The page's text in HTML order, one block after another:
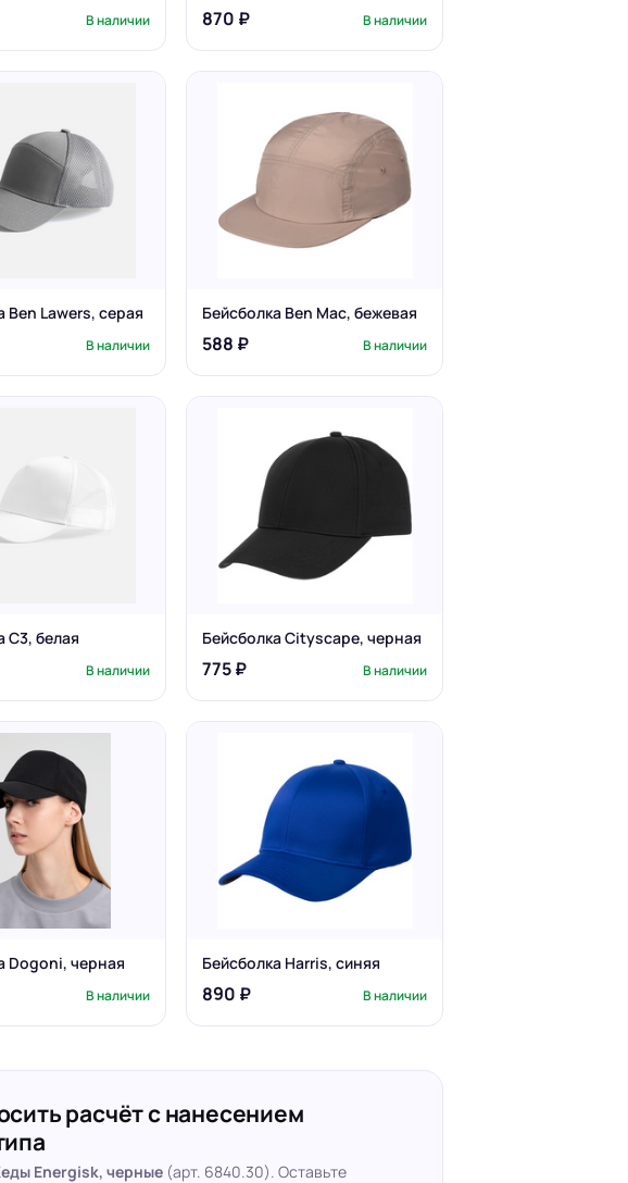
В наличии 870 ₽ В наличии
Ben Lawers, серая
В наличии
Бейсболка Ben Mac, бежевая
588 ₽ В наличии
C3, белая
В наличии
Бейсболка Cityscape, черная
775 ₽ В наличии
Dogoni, черная
В наличии
Бейсболка Harris, синяя
890 ₽ В наличии
расчёт с нанесением
Energisk, черные(арт. 6840.30). Оставьте